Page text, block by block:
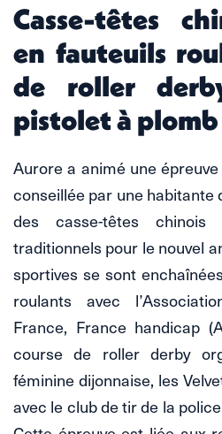
Casse-têtes
en fauteuils
de roller
pistolet à plomb
Aurore a animé une
conseillée par une habitante
des casse-têtes chinois
traditionnels pour le nouvel
sportives se sont
roulants avec
France, France handicap
course de roller derby
féminine dijonnaise, les
avec le club de tir de la police